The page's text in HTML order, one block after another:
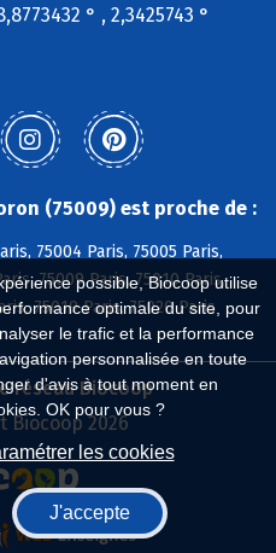
possible, Biocoop utilise
optimale du site, pour
le trafic et la performance
personnalisée en toute
d'avis à tout moment en
OK pour vous ?
les cookies
J'accepte
° , 2,3425743 °
(75009) est proche de :
75004 Paris, 75005 Paris,
75009 Paris, 75010 Paris,
75019 Paris, 75020 Paris
réseau Biocoop
Biocoop 2026